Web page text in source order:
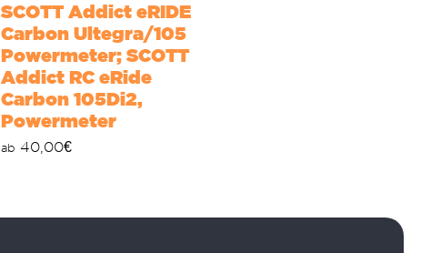
SCOTT Addict eRIDE
Carbon Ultegra/105
Powermeter; SCOTT
Addict RC eRide
Carbon 105Di2,
Powermeter
ab 40,00€